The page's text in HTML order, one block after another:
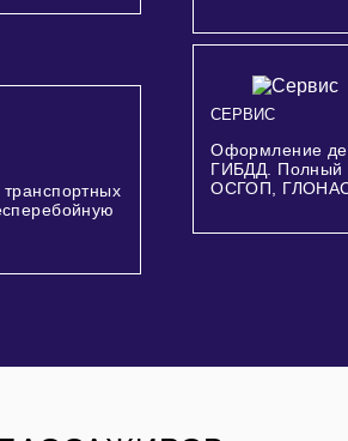
транспортных
СЕРВИС
Оформление
ГИБДД. Полный
ОСГОП,